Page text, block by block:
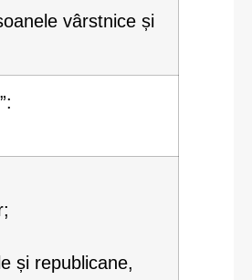
vârstnice și
și republicane,